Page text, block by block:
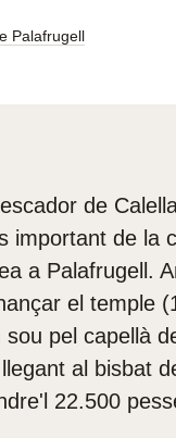
Palafrugell
de
important de la
a Palafrugell.
el temple
sou pel capellà
al bisbat
22.500